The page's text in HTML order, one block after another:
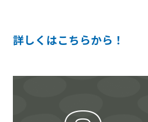
詳しくはこちらから！